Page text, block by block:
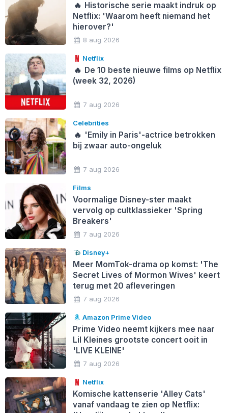
🔥 Historische serie maakt indruk op
Netflix: 'Waarom heeft niemand het
hierover?'
8 aug 2026
Netflix
🔥 De 10 beste nieuwe films op Netflix
(week 32, 2026)
7 aug 2026
Celebrities
🔥 'Emily in Paris'-actrice betrokken
bij zwaar auto-ongeluk
7 aug 2026
Films
Voormalige Disney-ster maakt
vervolg op cultklassieker 'Spring
Breakers'
7 aug 2026
Disney+
Meer MomTok-drama op komst: 'The
Secret Lives of Mormon Wives' keert
terug met 20 afleveringen
7 aug 2026
Amazon Prime Video
Prime Video neemt kijkers mee naar
Lil Kleines grootste concert ooit in
'LIVE KLEINE'
7 aug 2026
Netflix
Komische kattenserie 'Alley Cats'
vanaf vandaag te zien op Netflix: